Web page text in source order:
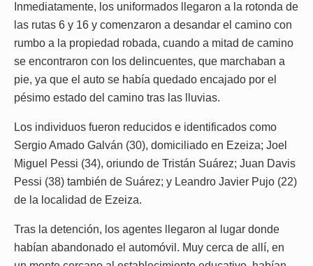
Inmediatamente, los uniformados llegaron a la rotonda de
las rutas 6 y 16 y comenzaron a desandar el camino con
rumbo a la propiedad robada, cuando a mitad de camino
se encontraron con los delincuentes, que marchaban a
pie, ya que el auto se había quedado encajado por el
pésimo estado del camino tras las lluvias.
Los individuos fueron reducidos e identificados como
Sergio Amado Galván (30), domiciliado en Ezeiza; Joel
Miguel Pessi (34), oriundo de Tristán Suárez; Juan Davis
Pessi (38) también de Suárez; y Leandro Javier Pujo (22)
de la localidad de Ezeiza.
Tras la detención, los agentes llegaron al lugar donde
habían abandonado el automóvil. Muy cerca de allí, en